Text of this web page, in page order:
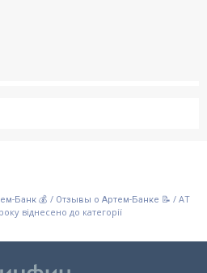
Банк 💰 / Отзывы о Артем-Банке 📝 / АТ
віднесено до категорії